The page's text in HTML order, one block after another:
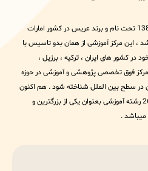
مرکز آموزش عالی عریس در سال 1384 تحت نام و برند عریس در کشور امارات
، این مرکز آموزشی از همان بدو تاسیس با
در کشور های ایران ، ترکیه ، برزیل ،
فوق تخصصی پژوهشی و آموزشی در حوزه
در سطح بین الملل شناخته شود . هم اکنون
این مجموعه با دارا بودن بیش از 260 رشته آموزشی بعنوان یکی از بزرگترین و
میباشد .